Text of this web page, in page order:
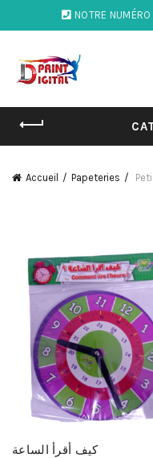
NOTRE
Accueil Papeteries
كيف أقرأ الساعة